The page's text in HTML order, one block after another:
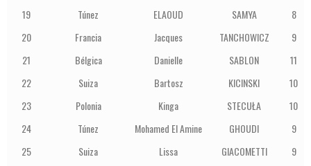
19
Túnez ELAOUD SAMYA
8
20
Francia Jacques TANCHOWICZ
9
21
Bélgica Danielle SABLON
11
22
Suiza Bartosz KICINSKI
10
23
Polonia Kinga STECUŁA
10
24
Túnez Mohamed El Amine GHOUDI
9
25
Suiza Lissa GIACOMETTI
9